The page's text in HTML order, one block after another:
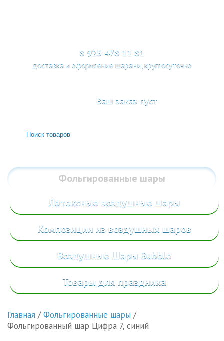
8 925 478 11 81
доставка и оформление шарами, круглосуточно
Ваш заказ пуст
Фольгированные шары
Латексные воздушные шары
Композиции из воздушных шаров
Воздушные Шары Bubble
Товары для праздника
Главная /Фольгированные шары /
Фольгированный шар Цифра 7, синий